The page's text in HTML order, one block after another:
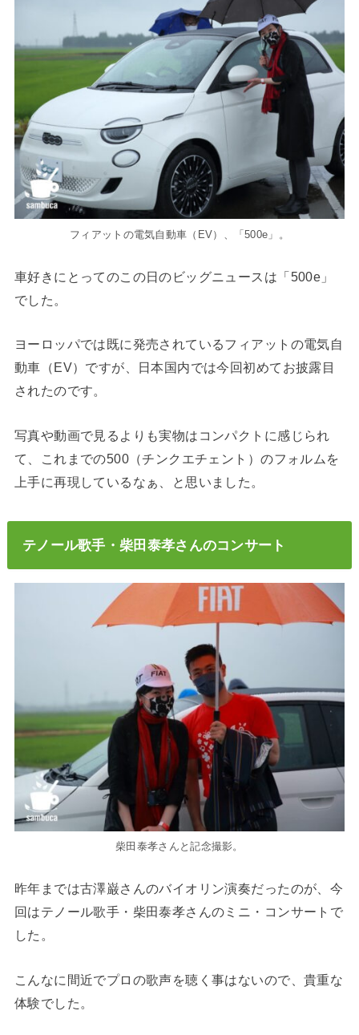
フィアットの電気自動車（EV）、「500e」。
車好きにとってのこの日のビッグニュースは「500e」
でした。
ヨーロッパでは既に発売されているフィアットの電気自
動車（EV）ですが、日本国内では今回初めてお披露目
されたのです。
写真や動画で見るよりも実物はコンパクトに感じられ
て、これまでの500（チンクエチェント）のフォルムを
上手に再現しているなぁ、と思いました。
テノール歌手・柴田泰孝さんのコンサート
柴田泰孝さんと記念撮影。
昨年までは古澤巌さんのバイオリン演奏だったのが、今
回はテノール歌手・柴田泰孝さんのミニ・コンサートで
した。
こんなに間近でプロの歌声を聴く事はないので、貴重な
体験でした。